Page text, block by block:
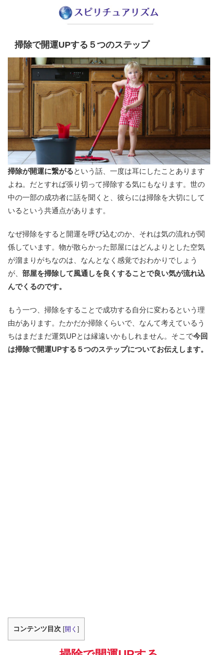
掃除で開運UPする５つのステップ
掃除が開運に繋がるという話、一度は耳にしたことあります
よね。だとすれば張り切って掃除する気にもなります。世の
中の一部の成功者に話を聞くと、彼らには掃除を大切にして
いるという共通点があります。
なぜ掃除をすると開運を呼び込むのか、それは気の流れが関
係しています。物が散らかった部屋にはどんよりとした空気
が溜まりがちなのは、なんとなく感覚でおわかりでしょう
が、 部屋を掃除して風通しを良くすることで良い気が流れ込
んでくるのです。
もう一つ、掃除をすることで成功する自分に変わるという理
由があります。たかだか掃除くらいで、なんて考えているう
ちはまだまだ運気UPとは縁遠いかもしれません。そこで今回
は掃除で開運UPする５つのステップについてお伝えします。
コンテンツ目次 [開く ]